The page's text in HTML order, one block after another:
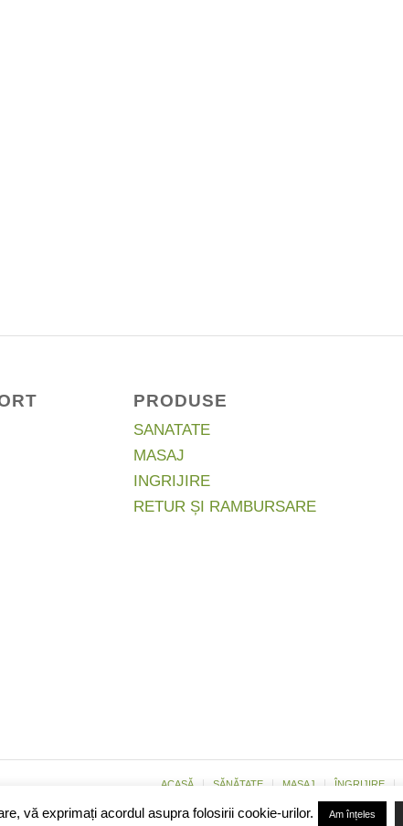
PRODUSE
SANATATE
MASAJ
INGRIJIRE
RETUR ȘI RAMBURSARE
ACASĂ SĂNĂTATE MASAJ ÎNGRIJIRE
vă exprimați acordul asupra folosirii cookie-urilor. Am înțeles